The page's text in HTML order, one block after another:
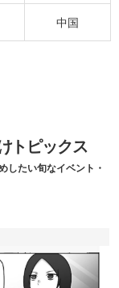
中国
トピックス
したい旬なイベント・